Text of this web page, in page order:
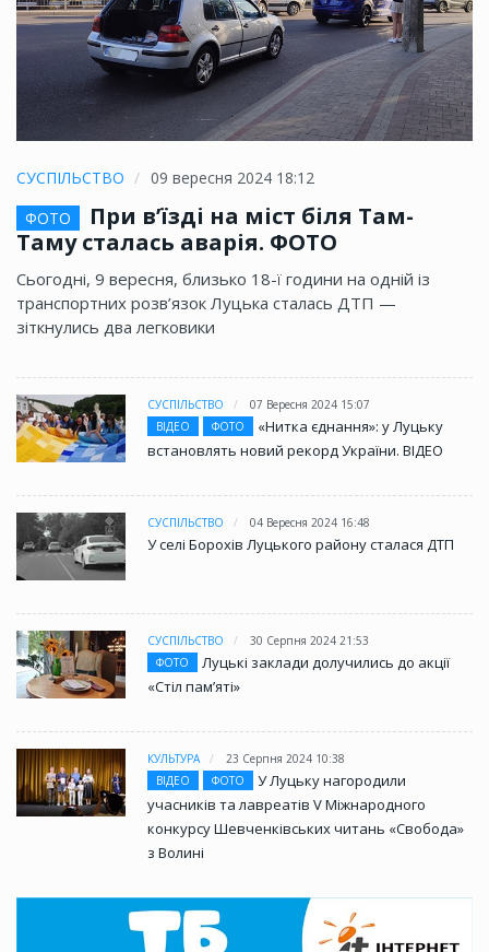
СУСПІЛЬСТВО
09 вересня 2024 18:12
ФОТО
При в’їзді на міст біля Там-
Таму сталась аварія. ФОТО
Сьогодні, 9 вересня, близько 18-ї години на одній із
транспортних розв’язок Луцька сталась ДТП —
зіткнулись два легковики
СУСПІЛЬСТВО
07 Вересня 2024 15:07
ВІДЕО
ФОТО
«Нитка єднання»: у Луцьку
встановлять новий рекорд України. ВІДЕО
СУСПІЛЬСТВО 04 Вересня 2024 16:48
У селі Борохів Луцького району сталася ДТП
СУСПІЛЬСТВО
30 Серпня 2024 21:53
ФОТО
Луцькі заклади долучились до акції
«Стіл памʼяті»
КУЛЬТУРА
23 Серпня 2024 10:38
ВІДЕО
ФОТО
У Луцьку нагородили
учасників та лавреатів V Міжнародного
конкурсу Шевченківських читань «Свобода»
з Волині